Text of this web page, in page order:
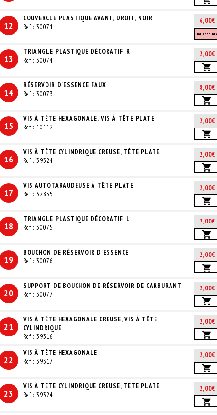
12
COUVERCLE PLASTIQUE AVANT, DROIT, NOIR
Ref : 30071
6,00€
13
TRIANGLE PLASTIQUE DÉCORATIF, R
Ref : 30074
2,00€
14
RÉSERVOIR D'ESSENCE FAUX
Ref : 30073
8,00€
15
VIS À TÊTE HEXAGONALE, VIS À TÊTE PLATE
Ref : 10112
2,00€
16
VIS À TÊTE CYLINDRIQUE CREUSE, TÊTE PLATE
Ref : 39324
2,00€
17
VIS AUTOTARAUDEUSE À TÊTE PLATE
Ref : 32855
2,00€
18
TRIANGLE PLASTIQUE DÉCORATIF, L
Ref : 30075
2,00€
19
BOUCHON DE RÉSERVOIR D'ESSENCE
Ref : 30076
2,00€
20
SUPPORT DE BOUCHON DE RÉSERVOIR DE CARBURANT
Ref : 30077
2,00€
21
VIS À TÊTE HEXAGONALE CREUSE, VIS À TÊTE
CYLINDRIQUE
Ref : 39316
2,00€
22
VIS À TÊTE HEXAGONALE
Ref : 39317
2,00€
23
VIS À TÊTE CYLINDRIQUE CREUSE, TÊTE PLATE
Ref : 39324
2,00€